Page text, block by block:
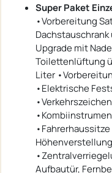
Super Paket
•Vorbereitung
Upgrade mit
Toilettenlüftung
Liter
•Elektrische
Aufbautür,